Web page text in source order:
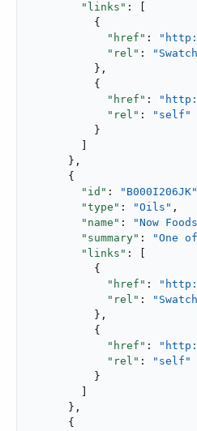
"links" : [
          {
"href" :
"rel" :
          },
          {
"href" :
"rel" :
"self"
          }
      },
      {
"id" : "B000I206JK"
"type" : "Oils" ,
"name" : "Now
"summary" :
"One
"links" : [
          {
"href" :
"rel" :
          },
          {
"href" :
"rel" :
"self"
          }
      },
      {